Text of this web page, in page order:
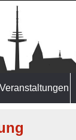
Veranstaltungen